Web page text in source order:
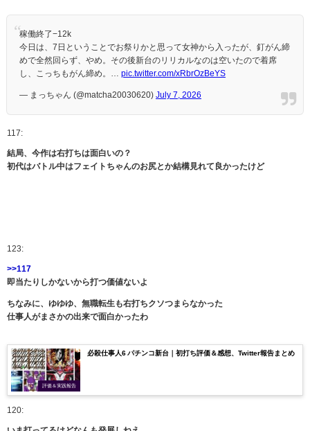
稼働終了−12k
今日は、7日ということでお祭りかと思って女神から入ったが、釘がん締
めで全然回らず、やめ。その後新台のリリカルなのは空いたので着席
し、こっちもがん締め。… pic.twitter.com/xRbrOzBeYS
— まっちゃん (@matcha20030620) July 7, 2026
117:
結局、今作は右打ちは面白いの？
初代はバトル中はフェイトちゃんのお尻とか結構見れて良かったけど
123:
>>117
即当たりしかないから打つ価値ないよ
ちなみに、ゆゆゆ、無職転生も右打ちクソつまらなかった
仕事人がまさかの出来で面白かったわ
評価＆実践報告
必殺仕事人6 パチンコ新台｜初打ち評価＆感想、Twitter報告まとめ
120: